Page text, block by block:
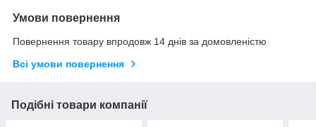
Умови повернення
Повернення товару впродовж 14 днів за домовленістю
Всі умови повернення
Подібні товари компанії